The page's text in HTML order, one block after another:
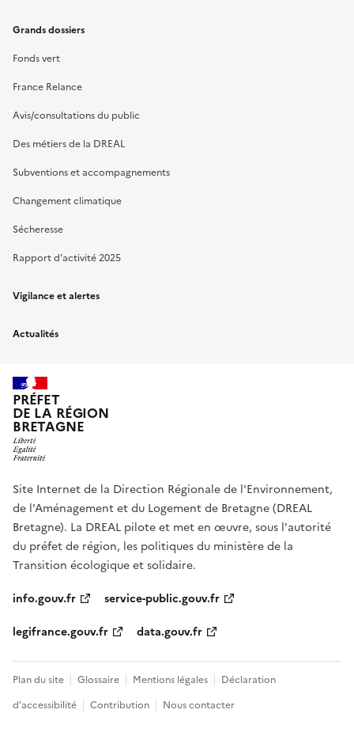
Grands dossiers
Fonds vert
France Relance
Avis/consultations du public
Des métiers de la DREAL
Subventions et accompagnements
Changement climatique
Sécheresse
Rapport d’activité 2025
Vigilance et alertes
Actualités
PRÉFET
DE LA RÉGION
BRETAGNE
Site Internet de la Direction Régionale de l'Environnement,
de l'Aménagement et du Logement de Bretagne (DREAL
Bretagne). La DREAL pilote et met en œuvre, sous l'autorité
du préfet de région, les politiques du ministère de la
Transition écologique et solidaire.
info.gouv.fr
service-public.gouv.fr
legifrance.gouv.fr
data.gouv.fr
Plan du site Glossaire Mentions légales
Déclaration
d’accessibilité
Contribution Nous contacter